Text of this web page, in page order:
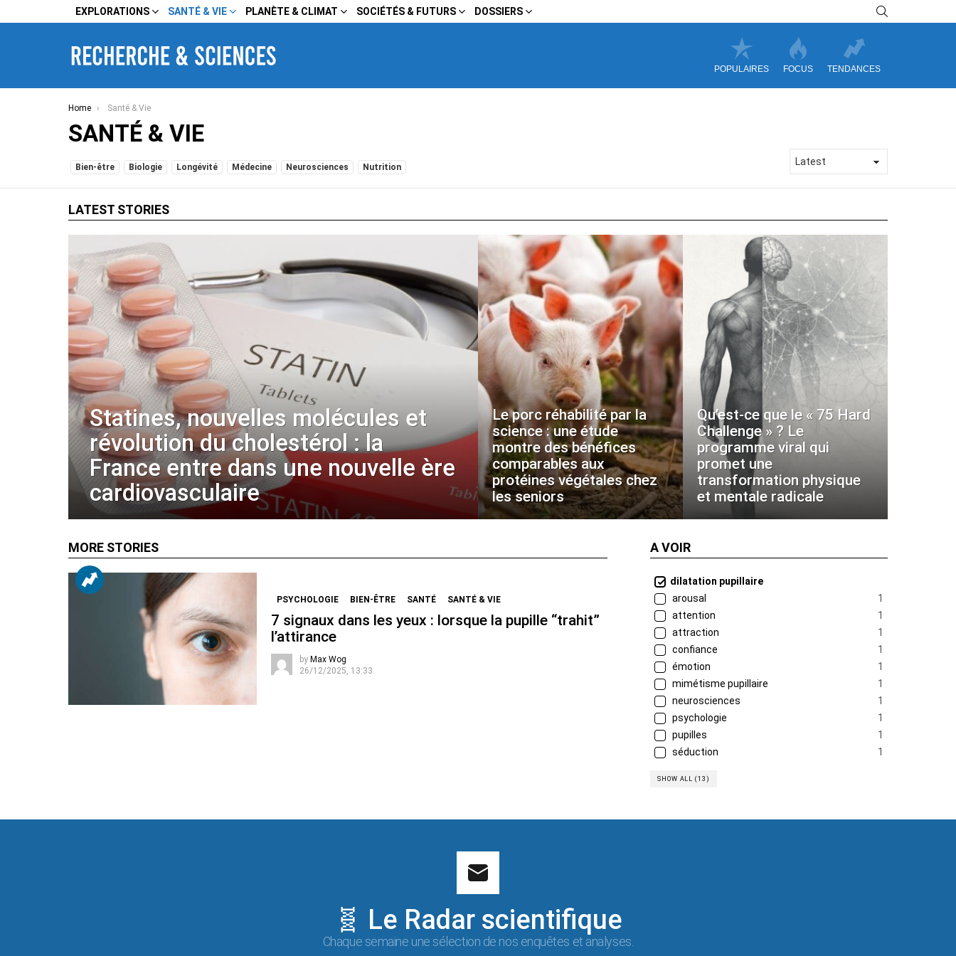
EXPLORATIONS SANTÉ & VIE PLANÈTE & CLIMAT SOCIÉTÉS & FUTURS DOSSIERS
POPULAIRES FOCUS TENDANCES
You are here:
Home Santé & Vie
SANTÉ & VIE
SUBTERMS
Bien-être Biologie Longévité Médecine Neurosciences Nutrition
LATEST STORIES
Statines, nouvelles molécules et
révolution du cholestérol : la
France entre dans une nouvelle ère
cardiovasculaire
Le porc réhabilité par la
science : une étude
montre des bénéfices
comparables aux
protéines végétales chez
les seniors
Qu’est-ce que le « 75 Hard
Challenge » ? Le
programme viral qui
promet une
transformation physique
et mentale radicale
MORE STORIES
PSYCHOLOGIE BIEN-ÊTRE SANTÉ SANTÉ & VIE
7 signaux dans les yeux : lorsque la pupille “trahit”
l’attirance
by Max Wog
26/12/2025, 13:33
A VOIR
dilatation pupillaire
arousal
1
attention
1
attraction
1
confiance
1
émotion
1
mimétisme pupillaire
1
neurosciences
1
psychologie
1
pupilles
1
séduction
1
SHOW ALL (13)
🧬 Le Radar scientifique
Chaque semaine une sélection de nos enquêtes et analyses.